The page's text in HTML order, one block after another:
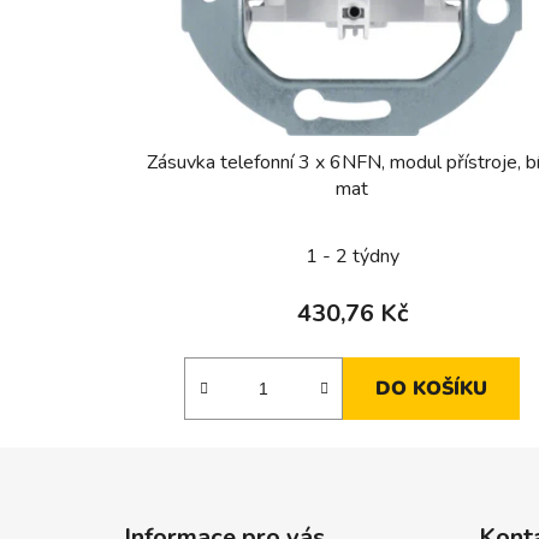
Zásuvka telefonní 3 x 6NFN, modul přístroje,
mat
1 - 2 týdny
430,76 Kč
DO KOŠÍKU